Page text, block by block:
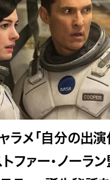
ラメ「自分の出
ファー・ノーラ